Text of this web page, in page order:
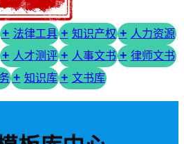
法律工具 知识产权
人力资源
人才测评 人事文书
律师文书
知识库 文书库